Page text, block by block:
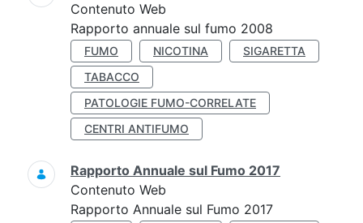
Contenuto Web
Rapporto annuale sul fumo 2008
FUMO NICOTINA
SIGARETTA
TABACCO
PATOLOGIE FUMO-CORRELATE
CENTRI ANTIFUMO
Rapporto Annuale sul Fumo 2017
Contenuto Web
Rapporto Annuale sul Fumo 2017